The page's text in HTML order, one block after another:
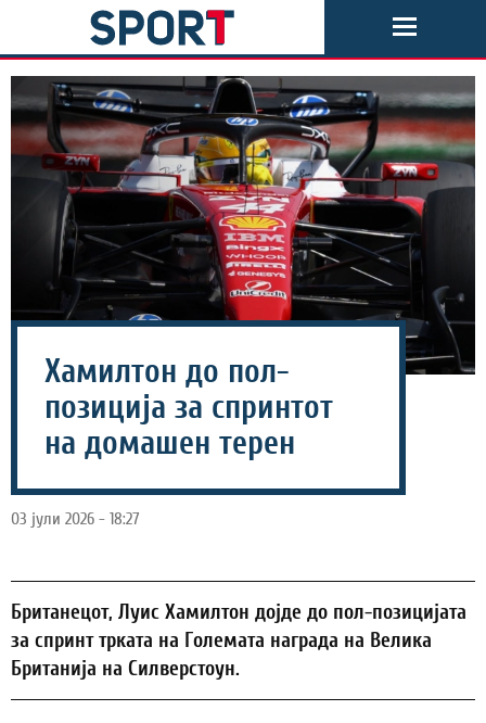
Хамилтон до пол-
позиција за спринтот
на домашен терен
03 јули 2026 - 18:27
Британецот, Луис Хамилтон дојде до пол-позицијата
за спринт трката на Големата награда на Велика
Британија на Силверстоун.